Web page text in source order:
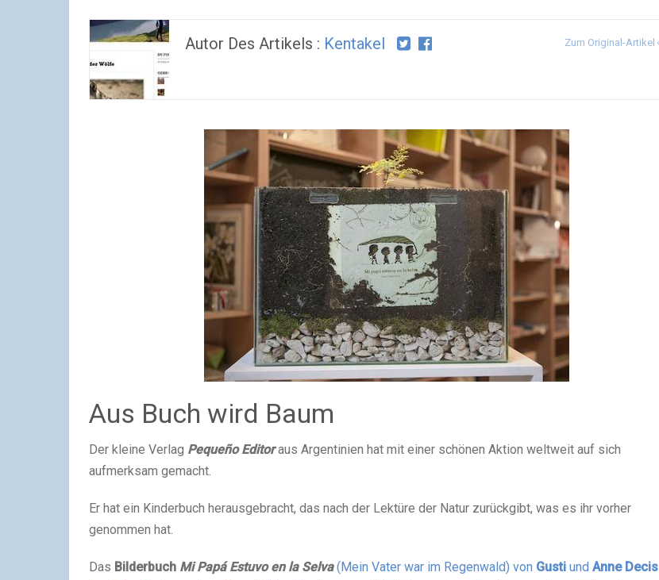
Autor Des Artikels : Kentakel Zum Original-Artikel
Aus Buch wird Baum
Der kleine Verlag Pequeño Editor aus Argentinien hat mit einer schönen Aktion weltweit auf sich
aufmerksam gemacht.
Er hat ein Kinderbuch herausgebracht, das nach der Lektüre der Natur zurückgibt, was es ihr vorher
genommen hat.
Das Bilderbuch Mi Papá Estuvo en la Selva(Mein Vater war im Regenwald) von Gusti und Anne Decis